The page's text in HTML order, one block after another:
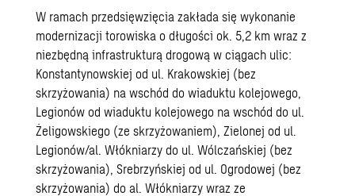
W ramach przedsięwzięcia zakłada się wykonanie
modernizacji torowiska o długości ok. 5,2 km wraz z
niezbędną infrastrukturą drogową w ciągach ulic:
Konstantynowskiej od ul. Krakowskiej (bez
skrzyżowania) na wschód do wiaduktu kolejowego,
Legionów od wiaduktu kolejowego na wschód do ul.
Żeligowskiego (ze skrzyżowaniem), Zielonej od ul.
Legionów/al. Włókniarzy do ul. Wólczańskiej (bez
skrzyżowania), Srebrzyńskiej od ul. Ogrodowej (bez
skrzyżowania) do al. Włókniarzy wraz ze